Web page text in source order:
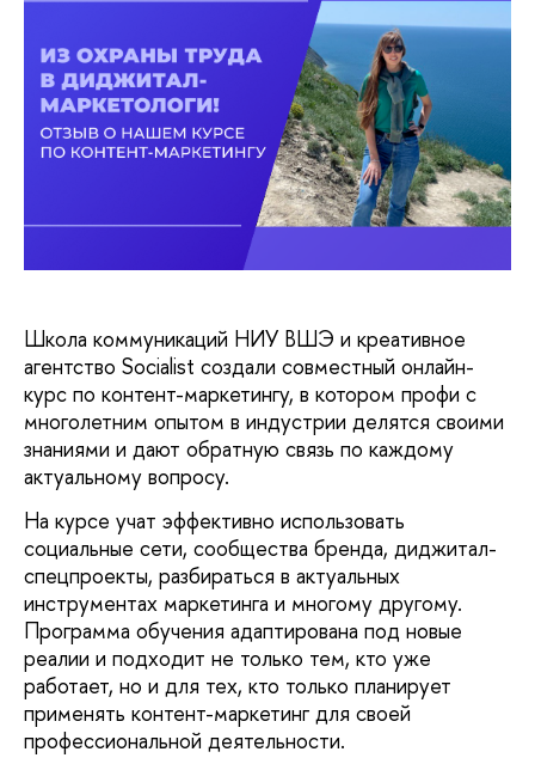
Школа коммуникаций НИУ ВШЭ и креативное
агентство Socialist создали совместный онлайн-
курс по контент-маркетингу, в котором профи с
многолетним опытом в индустрии делятся своими
знаниями и дают обратную связь по каждому
актуальному вопросу.
На курсе учат эффективно использовать
социальные сети, сообщества бренда, диджитал-
спецпроекты, разбираться в актуальных
инструментах маркетинга и многому другому.
Программа обучения адаптирована под новые
реалии и подходит не только тем, кто уже
работает, но и для тех, кто только планирует
применять контент-маркетинг для своей
профессиональной деятельности.